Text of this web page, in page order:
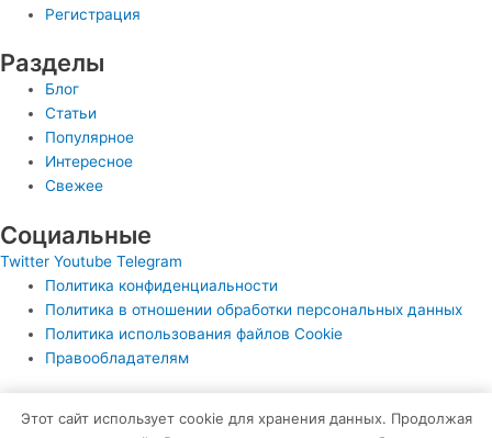
Регистрация
Разделы
Блог
Статьи
Популярное
Интересное
Свежее
Социальные
Twitter Youtube Telegram
Политика конфиденциальности
Политика в отношении обработки персональных данных
Политика использования файлов Cookie
Правообладателям
Этот сайт использует cookie для хранения данных. Продолжая